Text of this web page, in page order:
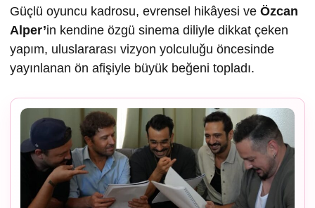
Güçlü oyuncu kadrosu, evrensel hikâyesi ve Özcan
Alper’in kendine özgü sinema diliyle dikkat çeken
yapım, uluslararası vizyon yolculuğu öncesinde
yayınlanan ön afişiyle büyük beğeni topladı.